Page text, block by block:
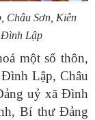
Châu Sơn, Kiên
Lập
một số thôn,
Lập, Châu
uỷ xã Đình
Bí thư Đảng